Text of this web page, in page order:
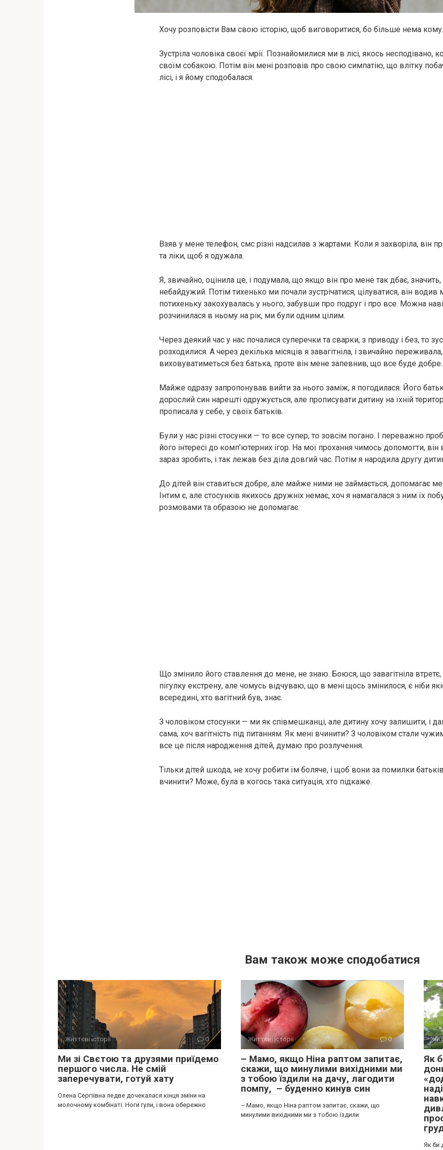
Хочу розповісти Вам свою історію, щоб виговоритися, бо більше нема кому.
Зустріла чоловіка своєї мрії. Познайомилися ми в лісі, якось несподівано,
своїм собакою. Потім він мені розповів про свою симпатію, що влітку
лісі, і я йому сподобалася.
Взяв у мене телефон, смс різні надсилав з жартами. Коли я захворіла, він
та ліки, щоб я одужала.
Я, звичайно, оцінила це, і подумала, що якщо він про мене так дбає,
небайдужий. Потім тихенько ми почали зустрічатися, цілуватися, він водив
потихеньку закохувалась у нього, забувши про подруг і про все. Можна
розчинилася в ньому на рік, ми були одним цілим.
Через деякий час у нас почалися суперечки та сварки, з приводу і без, то
розходилися. А через декілька місяців я завагітніла, і звичайно
виховуватиметься без батька, проте він мене запевнив, що все буде добре.
Майже одразу запропонував вийти за нього заміж, я погодилася. Його
дорослий син нарешті одружується, але прописувати дитину на їхній
прописала у себе, у своїх батьків.
Були у нас різні стосунки — то все супер, то зовсім погано. І переважно
його інтересі до комп’ютерних ігор. На мої прохання чимось допомогти, він
зараз зробить, і так лежав без діла довгий час. Потім я народила другу
До дітей він ставиться добре, але майже ними не займається, допомагає
Інтим є, але стосунків якихось дружніх немає, хоч я намагалася з ним їх
розмовами та образою не допомагає.
Що змінило його ставлення до мене, не знаю. Боюся, що завагітніла
пігулку екстрену, але чомусь відчуваю, що в мені щось змінилося, є ніби
всередині, хто вагітний був, знає.
З чоловіком стосунки — ми як співмешканці, але дитину хочу залишити, і
сама, хоч вагітність під питанням. Як мені вчинити? З чоловіком стали
все це після народження дітей, думаю про розлучення.
Тільки дітей шкода, не хочу робити їм боляче, і щоб вони за помилки
вчинити? Може, була в когось така ситуація, хто підкаже.
Вам також може сподобатися
Життєві історії 0
Ми зі Свєтою та друзями приїдемо
першого числа. Не смій
заперечувати, готуй хату
Олена Сергіївна ледве дочекалася кінця зміни на
молочному комбінаті. Ноги гули, і вона обережно
Життєві історії 0
– Мамо, якщо Ніна раптом запитає,
скажи, що минулими вихідними ми
з тобою їздили на дачу, лагодити
помпу, – буденно кинув син
– Мамо, якщо Ніна раптом запитає, скажи, що
минулими вихідними ми з тобою їздили
Як
Як би